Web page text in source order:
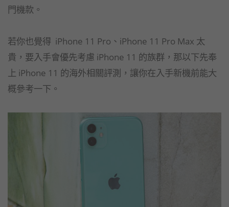
門機款。
若你也覺得 iPhone 11 Pro、iPhone 11 Pro Max 太
貴，要入手會優先考慮 iPhone 11 的族群，那以下先奉
上 iPhone 11 的海外相關評測，讓你在入手新機前能大
概參考一下。